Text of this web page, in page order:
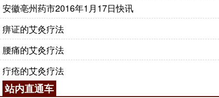
安徽亳州药市2016年1月17日快讯
痹证的艾灸疗法
腰痛的艾灸疗法
疔疮的艾灸疗法
站内直通车